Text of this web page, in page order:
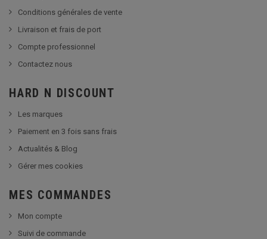
Conditions générales de vente
Livraison et frais de port
Compte professionnel
Contactez nous
HARD N DISCOUNT
Les marques
Paiement en 3 fois sans frais
Actualités & Blog
Gérer mes cookies
MES COMMANDES
Mon compte
Suivi de commande